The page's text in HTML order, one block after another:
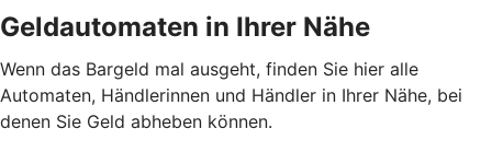
Geldautomaten in Ihrer Nähe
Wenn das Bargeld mal ausgeht, finden Sie hier alle
Automaten, Händlerinnen und Händler in Ihrer Nähe, bei
denen Sie Geld abheben können.